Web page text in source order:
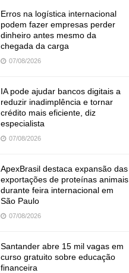
Erros na logística internacional
podem fazer empresas perder
dinheiro antes mesmo da
chegada da carga
07/08/2026
IA pode ajudar bancos digitais a
reduzir inadimplência e tornar
crédito mais eficiente, diz
especialista
07/08/2026
ApexBrasil destaca expansão das
exportações de proteínas animais
durante feira internacional em
São Paulo
07/08/2026
Santander abre 15 mil vagas em
curso gratuito sobre educação
financeira